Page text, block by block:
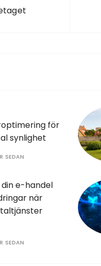
för
synlighet
SEDAN
e-handel
när
SEDAN